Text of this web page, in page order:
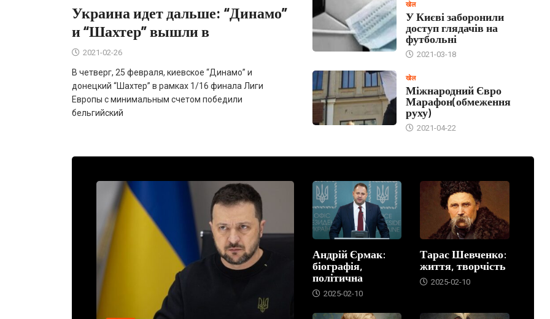
Украина идет дальше: “Динамо”
и “Шахтер” вышли в
2021-02-26
В четверг, 25 февраля, киевское “Динамо” и
донецкий “Шахтер” в рамках 1/16 финала Лиги
Европы с минимальным счетом победили
бельгийский
खेल
У Києві заборонили
доступ глядачів на
футбольні
2021-03-18
खेल
Міжнародний Євро
Марафон(обмеження
руху)
2021-04-22
Андрій Єрмак:
біографія,
політична
2025-02-10
Тарас Шевченко:
життя, творчість
2025-02-10